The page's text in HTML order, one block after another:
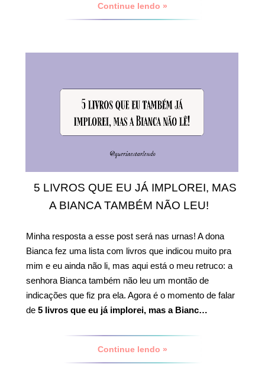
Continue lendo »
5 LIVROS QUE EU JÁ IMPLOREI, MAS
A BIANCA TAMBÉM NÃO LEU!
Minha resposta a esse post será nas urnas! A dona
Bianca fez uma lista com livros que indicou muito pra
mim e eu ainda não li, mas aqui está o meu retruco: a
senhora Bianca também não leu um montão de
indicações que fiz pra ela. Agora é o momento de falar
de 5 livros que eu já implorei, mas a Bianc…
Continue lendo »